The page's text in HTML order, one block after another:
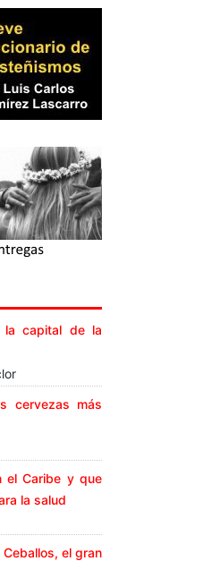
la capital de la
cervezas más
el Caribe y que
la salud
el gran